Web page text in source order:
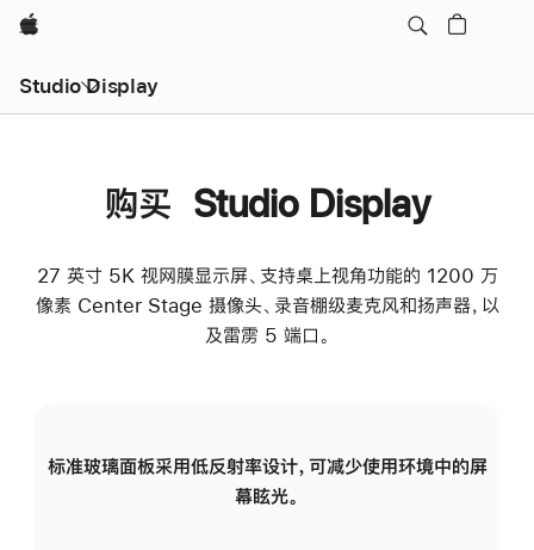
Apple
Studio Display
购买 Studio Display
27 英寸 5K 视网膜显示屏、支持桌上视角功能的 1200 万
像素 Center Stage 摄像头、录音棚级麦克风和扬声器，以
及雷雳 5 端口。
标准玻璃面板采用低反射率设计，可减少使用环境中的屏
幕眩光。